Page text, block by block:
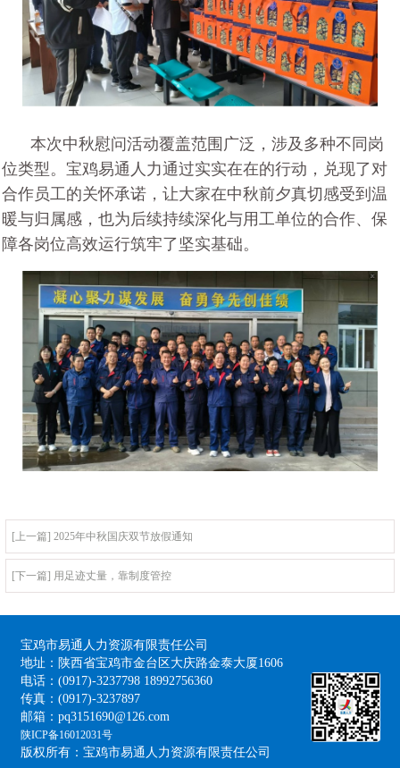
本次中秋慰问活动覆盖范围广泛，涉及多种不同岗
位类型。宝鸡易通人力通过实实在在的行动，兑现了对
合作员工的关怀承诺，让大家在中秋前夕真切感受到温
暖与归属感，也为后续持续深化与用工单位的合作、保
障各岗位高效运行筑牢了坚实基础。
[上一篇] 2025年中秋国庆双节放假通知
[下一篇] 用足迹丈量，靠制度管控
宝鸡市易通人力资源有限责任公司
地址：陕西省宝鸡市金台区大庆路金泰大厦1606
电话：(0917)-3237798 18992756360
传真：(0917)-3237897
邮箱：pq3151690@126.com
陕ICP备16012031号
版权所有：宝鸡市易通人力资源有限责任公司